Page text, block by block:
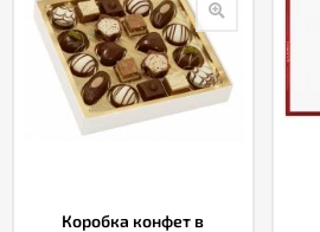
Коробка конфет в